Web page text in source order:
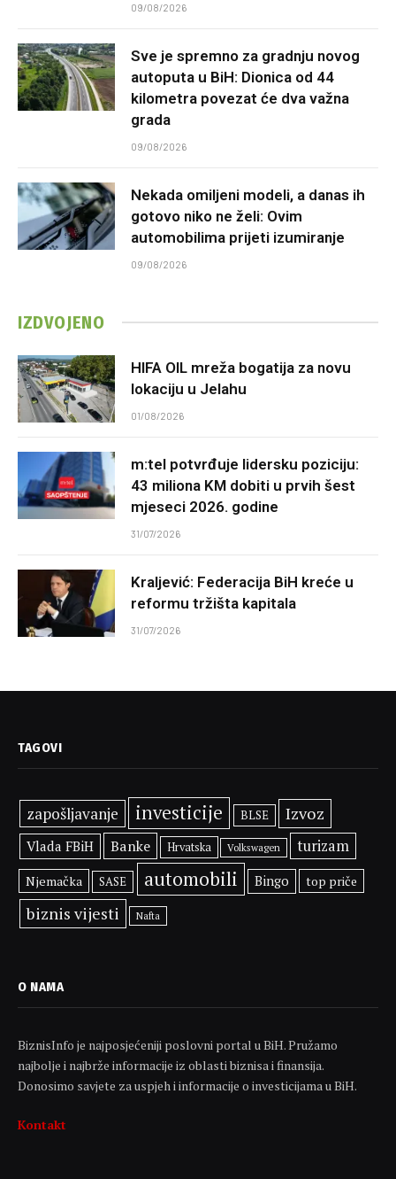
09/08/2026
Sve je spremno za gradnju novog
autoputa u BiH: Dionica od 44
kilometra povezat će dva važna
grada
09/08/2026
Nekada omiljeni modeli, a danas ih
gotovo niko ne želi: Ovim
automobilima prijeti izumiranje
09/08/2026
IZDVOJENO
HIFA OIL mreža bogatija za novu
lokaciju u Jelahu
01/08/2026
m:tel potvrđuje lidersku poziciju:
43 miliona KM dobiti u prvih šest
mjeseci 2026. godine
31/07/2026
Kraljević: Federacija BiH kreće u
reformu tržišta kapitala
31/07/2026
TAGOVI
zapošljavanje investicije BLSE Izvoz
Vlada FBiH Banke Hrvatska Volkswagen turizam
Njemačka SASE automobili Bingo top priče
biznis vijesti Nafta
O NAMA
BiznisInfo je najposjećeniji poslovni portal u BiH. Pružamo
najbolje i najbrže informacije iz oblasti biznisa i finansija.
Donosimo savjete za uspjeh i informacije o investicijama u BiH.
Kontakt